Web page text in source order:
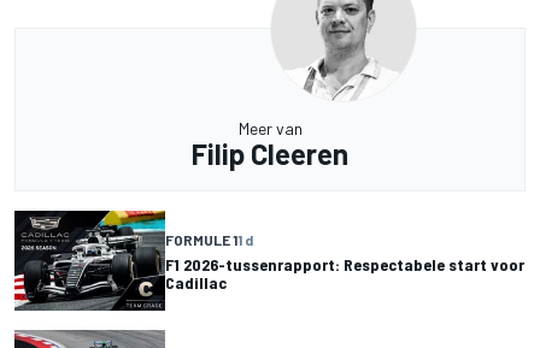
Meer van
Filip Cleeren
FORMULE 11 d
F1 2026-tussenrapport: Respectabele start voor
Cadillac